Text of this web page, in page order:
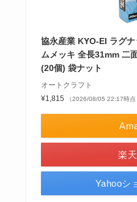
協永産業 KYO-EI ラグ
ムメッキ 全長31mm 二
(20個) 袋ナット
オートクラフト
¥1,815
（2026/08/05 22:17時点
楽
Yahooシ